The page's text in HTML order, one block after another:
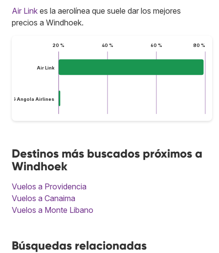
Air Link es la aerolínea que suele dar los mejores
precios a Windhoek.
20 % 40 % 60 % 80 %
Air Link
TAAG Angola Airlines
Destinos más buscados próximos a
Windhoek
Vuelos a Providencia
Vuelos a Canaima
Vuelos a Monte Libano
Búsquedas relacionadas